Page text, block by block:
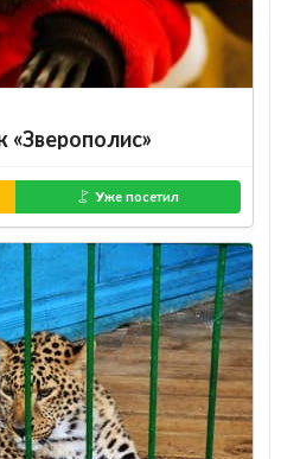
«Зверополис»
Уже посетил